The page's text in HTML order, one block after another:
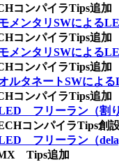
ンパイラTips追加
メンタリSWによる
ンパイラTips追加
メンタリSWによる
ンパイラTips追加
ルタネートSWによ
ンパイラTips追加
フリーラン（割
コンパイラTips創
フリーラン（
Tips追加